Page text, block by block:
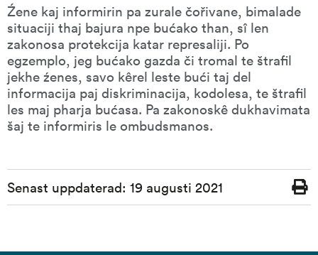
Źene kaj informirin pa zurale čořivane, bimalade
situaciji thaj bajura npe bućako than, sî len
zakonosa protekcija katar represaliji. Po
egzemplo, jeg bućako gazda či tromal te štrafil
jekhe źenes, savo kêrel leste bući taj del
informacija paj diskriminacija, kodolesa, te štrafil
les maj pharja bućasa. Pa zakonoskê dukhavimata
šaj te informiris le ombudsmanos.
Sidinformation
Senast uppdaterad: 19 augusti 2021
Skriv
ut